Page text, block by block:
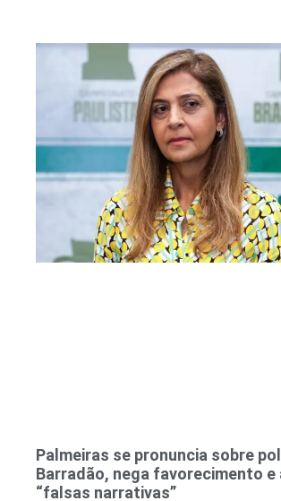
Palmeiras se pronuncia sobre
Barradão, nega favorecimento e
“falsas narrativas”